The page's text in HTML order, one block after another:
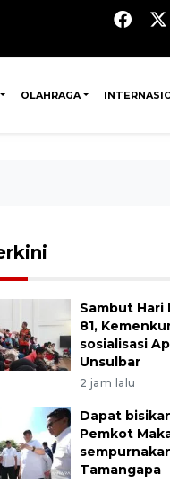
OLAHRAGA
Sambut Hari
81,
sosialisasi
Unsulbar
2 jam lalu
Dapat
Pemkot
Tamangapa